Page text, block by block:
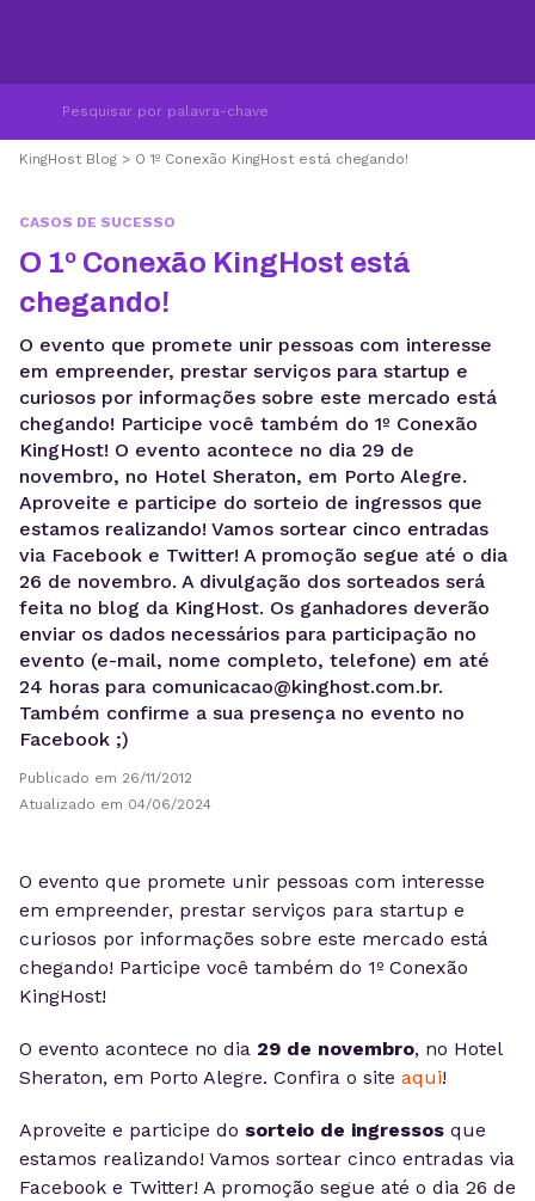
KingHost Blog > O 1º Conexão KingHost está chegando!
CASOS DE SUCESSO
O 1º Conexão KingHost está
chegando!
O evento que promete unir pessoas com interesse
em empreender, prestar serviços para startup e
curiosos por informações sobre este mercado está
chegando! Participe você também do 1º Conexão
KingHost! O evento acontece no dia 29 de
novembro, no Hotel Sheraton, em Porto Alegre.
Aproveite e participe do sorteio de ingressos que
estamos realizando! Vamos sortear cinco entradas
via Facebook e Twitter! A promoção segue até o dia
26 de novembro. A divulgação dos sorteados será
feita no blog da KingHost. Os ganhadores deverão
enviar os dados necessários para participação no
evento (e-mail, nome completo, telefone) em até
24 horas para comunicacao@kinghost.com.br.
Também confirme a sua presença no evento no
Facebook ;)
Publicado em 26/11/2012
Atualizado em 04/06/2024
O evento que promete unir pessoas com interesse
em empreender, prestar serviços para startup e
curiosos por informações sobre este mercado está
chegando! Participe você também do 1º Conexão
KingHost!
O evento acontece no dia 29 de novembro, no Hotel
Sheraton, em Porto Alegre. Confira o site aqui!
Aproveite e participe do sorteio de ingressos que
estamos realizando! Vamos sortear cinco entradas via
Facebook e Twitter! A promoção segue até o dia 26 de